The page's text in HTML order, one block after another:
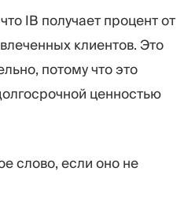
IB получает процент от
клиентов. Это
потому что это
ценностью
слово, если оно не